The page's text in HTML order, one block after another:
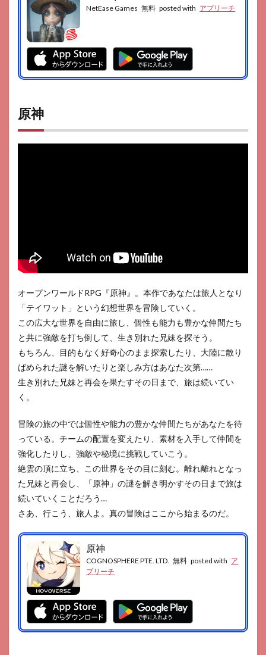
NetEase Games 無料 posted with アプリーチ
原神
オープンワールドRPG『原神』。本作であなたは旅人となり
「テイワット」という幻想世界を冒険していく。
この広大な世界を自由に旅し、個性も能力も豊かな仲間たち
と共に強敵を打ち倒して、生き別れた兄妹を探そう。
もちろん、目的もなく好奇心のまま探索したり、大陸に散り
ばめられた謎を解いたりと楽しみ方はあなた次第……
生き別れた兄妹と再会を果たすその日まで、旅は続いてい
く。
冒険の旅の中では個性や能力の豊かな仲間たちがあなたを待
っている。チームの配置を変えたり、素材を入手して仲間を
強化したりし、強敵や秘境に挑戦していこう。
絶雲の頂に立ち、この世界をその目に刻む。離れ離れとなっ
た兄妹と再会し、「原神」の謎を解き明かすその日まで旅は
続いていくことだろう…
さあ、行こう、旅人よ。真の冒険はここから始まるのだ。
原神
COGNOSPHERE PTE. LTD. 無料 posted with ア
プリーチ